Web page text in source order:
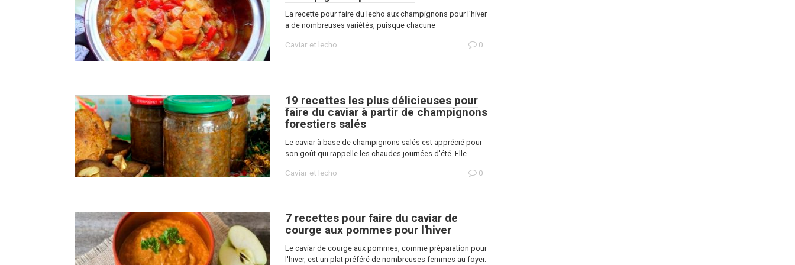
La recette pour faire du lecho aux champignons pour l'hiver
a de nombreuses variétés, puisque chacune
Caviar et lecho 0
19 recettes les plus délicieuses pour
faire du caviar à partir de champignons
forestiers salés
Le caviar à base de champignons salés est apprécié pour
son goût qui rappelle les chaudes journées d'été. Elle
Caviar et lecho 0
7 recettes pour faire du caviar de
courge aux pommes pour l'hiver
Le caviar de courge aux pommes, comme préparation pour
l'hiver, est un plat préféré de nombreuses femmes au foyer.